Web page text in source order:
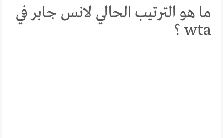
ما هو الترتيب الحالي لانس جابر في
wta ؟